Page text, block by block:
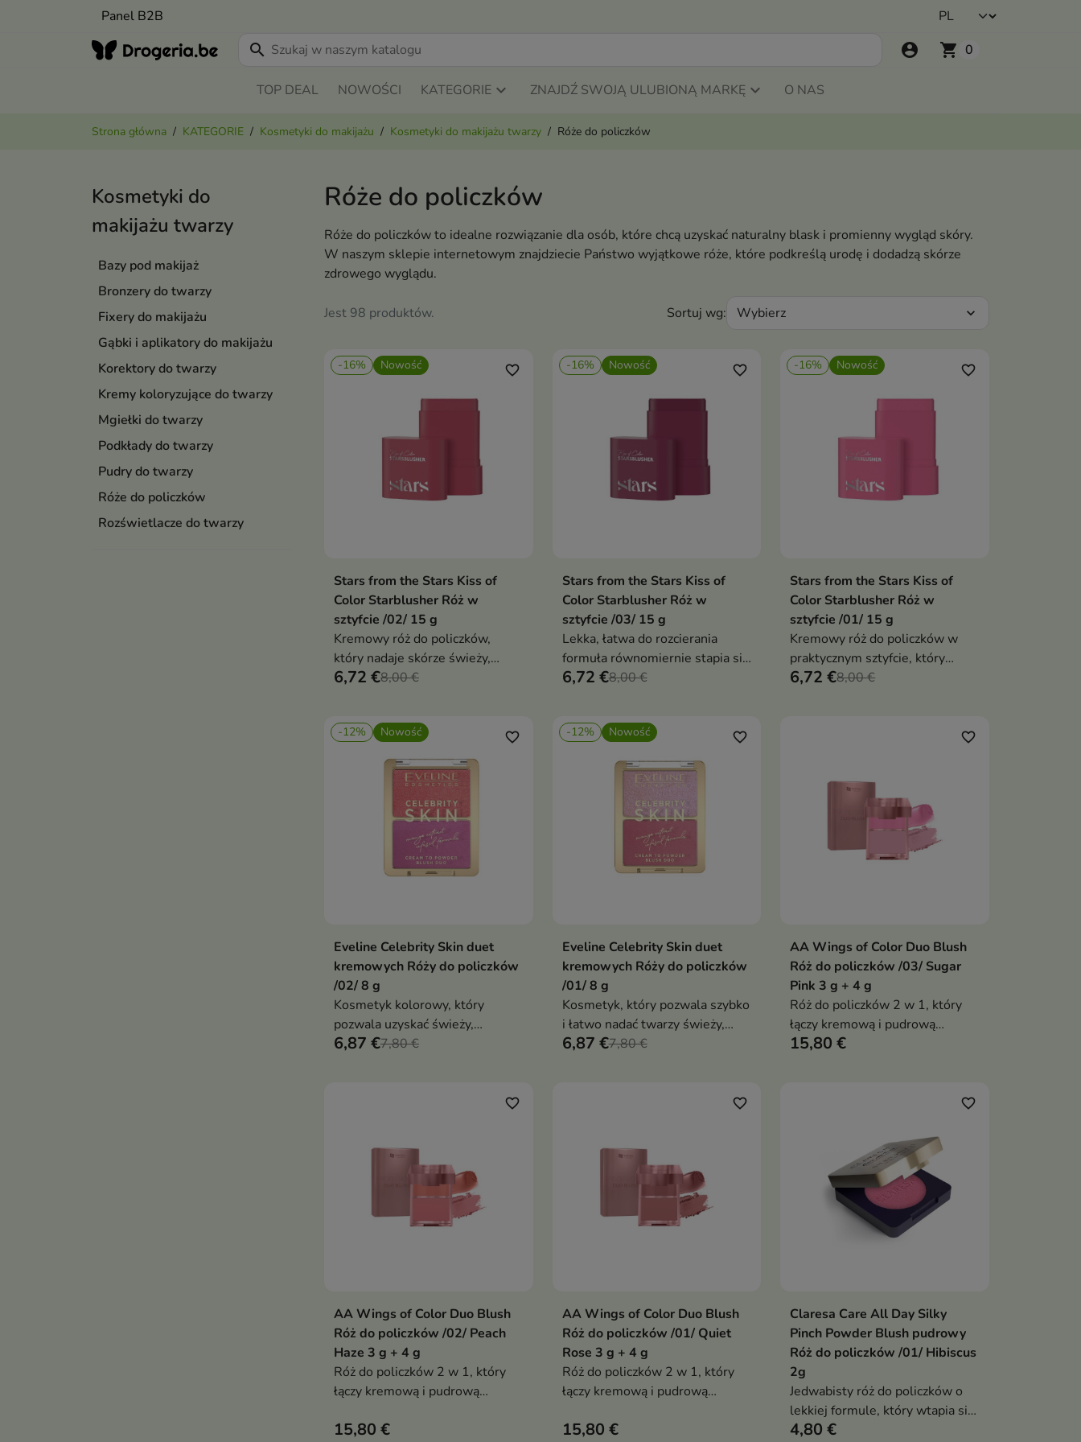
Panel B2B
search account_circle shopping_cart 0
TOP DEAL NOWOŚCI KATEGORIE ZNAJDŹ SWOJĄ ULUBIONĄ MARKĘ O NAS
Strona główna KATEGORIE Kosmetyki do makijażu Kosmetyki do makijażu twarzy Róże do policzków
Kosmetyki do
makijażu twarzy
Bazy pod makijaż
Bronzery do twarzy
Fixery do makijażu
Gąbki i aplikatory do makijażu
Korektory do twarzy
Kremy koloryzujące do twarzy
Mgiełki do twarzy
Podkłady do twarzy
Pudry do twarzy
Róże do policzków
Rozświetlacze do twarzy
Róże do policzków
Róże do policzków to idealne rozwiązanie dla osób, które chcą uzyskać naturalny blask i promienny wygląd skóry.
W naszym sklepie internetowym znajdziecie Państwo wyjątkowe róże, które podkreślą urodę i dodadzą skórze
zdrowego wyglądu.
Jest 98 produktów. Sortuj wg: Wybierz expand_more
-16% Nowość
Dodaj do koszyka
favorite_border
Stars from the Stars Kiss of
Color Starblusher Róż w
sztyfcie /02/ 15 g
Kremowy róż do policzków,
który nadaje skórze świeży,
zdrowy wygląd i subtelnie
6,72 €8,00 €
-16% Nowość
Dodaj do koszyka
favorite_border
Stars from the Stars Kiss of
Color Starblusher Róż w
sztyfcie /03/ 15 g
Lekka, łatwa do rozcierania
formuła równomiernie stapia się
ze skórą
6,72 €8,00 €
-16% Nowość
Dodaj do koszyka
favorite_border
Stars from the Stars Kiss of
Color Starblusher Róż w
sztyfcie /01/ 15 g
Kremowy róż do policzków w
praktycznym sztyfcie, który
pozwala w kilka chwil nadać
6,72 €8,00 €
-12% Nowość
Dodaj do koszyka
favorite_border
Eveline Celebrity Skin duet
kremowych Róży do policzków
/02/ 8 g
Kosmetyk kolorowy, który
pozwala uzyskać świeży,
naturalny efekt rumieńca
6,87 €7,80 €
-12% Nowość
Dodaj do koszyka
favorite_border
Eveline Celebrity Skin duet
kremowych Róży do policzków
/01/ 8 g
Kosmetyk, który pozwala szybko
i łatwo nadać twarzy świeży,
zdrowy wygląd
6,87 €7,80 €
Dodaj do koszyka
favorite_border
AA Wings of Color Duo Blush
Róż do policzków /03/ Sugar
Pink 3 g + 4 g
Róż do policzków 2 w 1, który
łączy kremową i pudrową
formułę w perfekcyjnie
wykończenie, świeży rumieniec
efektu — od subtelnego koloru
po bardziej wyrazisty makijaż
policzków
15,80 €
Dodaj do koszyka
favorite_border
AA Wings of Color Duo Blush
Róż do policzków /02/ Peach
Haze 3 g + 4 g
Róż do policzków 2 w 1, który
łączy kremową i pudrową
skomponowanych odcieniach.
15,80 €
Dodaj do koszyka
favorite_border
AA Wings of Color Duo Blush
Róż do policzków /01/ Quiet
Rose 3 g + 4 g
Róż do policzków 2 w 1, który
łączy kremową i pudrową
dobranych odcieniach. Produkt
15,80 €
Dodaj do koszyka
favorite_border
Claresa Care All Day Silky
Pinch Powder Blush pudrowy
Róż do policzków /01/ Hibiscus
2g
Jedwabisty róż do policzków o
lekkiej formule, który wtapia się
w skórę, zapewniając naturalny
4,80 €